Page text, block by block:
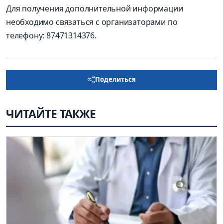
Для получения дополнительной информации
необходимо связаться с организаторами по
телефону: 87471314376.
Поделиться
ЧИТАЙТЕ ТАКЖЕ